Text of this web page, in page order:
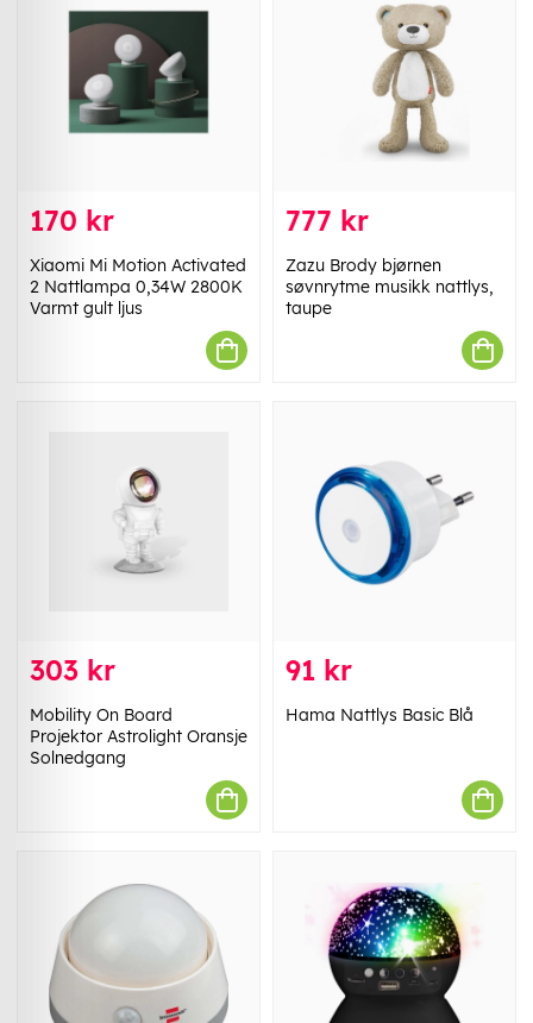
170 kr
Xiaomi Mi Motion Activated
2 Nattlampa 0,34W 2800K
Varmt gult ljus
777 kr
Zazu Brody bjørnen
søvnrytme musikk nattlys,
taupe
303 kr
Mobility On Board
Projektor Astrolight Oransje
Solnedgang
91 kr
Hama Nattlys Basic Blå